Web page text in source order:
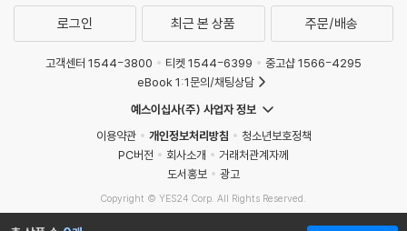
로그인 최근 본 상품 주문/배송
고객센터 1544-3800 티켓 1544-6399
중고샵 1566-4295
eBook 1:1문의/채팅상담
예스이십사(주) 사업자 정보
이용약관
개인정보처리방침
청소년보호정책
PC버전
회사소개
거래처관계자께
도서홍보
광고
Copyright © YES24 Corp. All Rights Reserved.
MATOM5